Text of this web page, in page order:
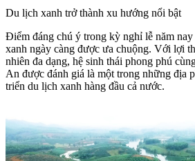
Du lịch xanh trở thành xu hướng nổi bật
Điểm đáng chú ý trong kỳ nghỉ lễ năm
xanh ngày càng được ưa chuộng. Với lợi
nhiên đa dạng, hệ sinh thái phong phú
An được đánh giá là một trong những địa
triển du lịch xanh hàng đầu cả nước.